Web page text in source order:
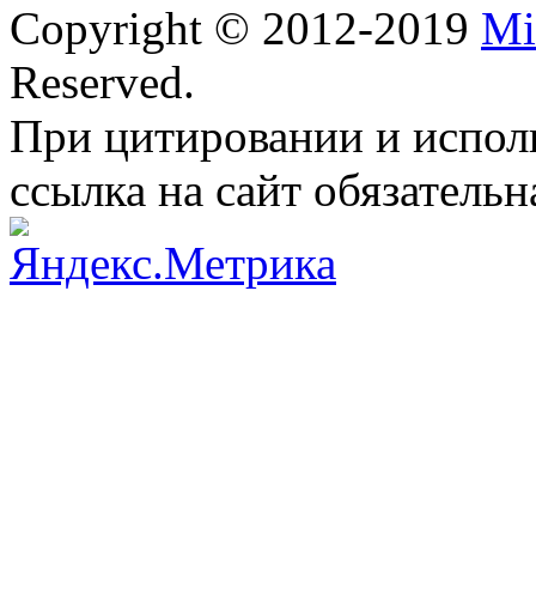
Copyright © 2012-2019
Reserved.
При цитировании и
ссылка на сайт